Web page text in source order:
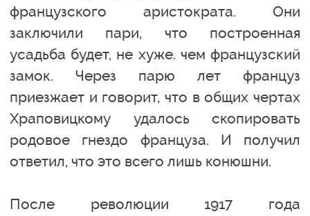
французского аристократа. Они
заключили пари, что построенная
усадьба будет, не хуже. чем французский
замок. Через парю лет француз
приезжает и говорит, что в общих чертах
Храповицкому удалось скопировать
родовое гнездо француза. И получил
ответил, что это всего лишь конюшни.
После революции 1917 года